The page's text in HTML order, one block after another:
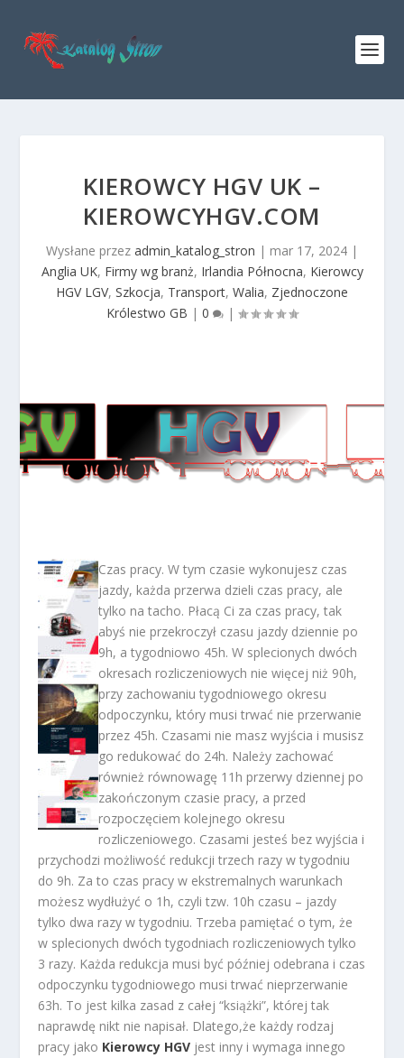
KIEROWCY HGV UK –
KIEROWCYHGV.COM
Wysłane przez admin_katalog_stron | mar 17, 2024 |
Anglia UK, Firmy wg branż, Irlandia Północna, Kierowcy
HGV LGV, Szkocja, Transport, Walia, Zjednoczone
Królestwo GB | 0 |
Czas pracy. W tym czasie wykonujesz czas
jazdy, każda przerwa dzieli czas pracy, ale
tylko na tacho. Płacą Ci za czas pracy, tak
abyś nie przekroczył czasu jazdy dziennie po
9h, a tygodniowo 45h. W splecionych dwóch
okresach rozliczeniowych nie więcej niż 90h,
przy zachowaniu tygodniowego okresu
odpoczynku, który musi trwać nie przerwanie
przez 45h. Czasami nie masz wyjścia i musisz
go redukować do 24h. Należy zachować
również równowagę 11h przerwy dziennej po
zakończonym czasie pracy, a przed
rozpoczęciem kolejnego okresu
rozliczeniowego. Czasami jesteś bez wyjścia i
przychodzi możliwość redukcji trzech razy w tygodniu
do 9h. Za to czas pracy w ekstremalnych warunkach
możesz wydłużyć o 1h, czyli tzw. 10h czasu – jazdy
tylko dwa razy w tygodniu. Trzeba pamiętać o tym, że
w splecionych dwóch tygodniach rozliczeniowych tylko
3 razy. Każda redukcja musi być później odebrana i czas
odpoczynku tygodniowego musi trwać nieprzerwanie
63h. To jest kilka zasad z całej “książki”, której tak
naprawdę nikt nie napisał. Dlatego,że każdy rodzaj
pracy jako Kierowcy HGV jest inny i wymaga innego